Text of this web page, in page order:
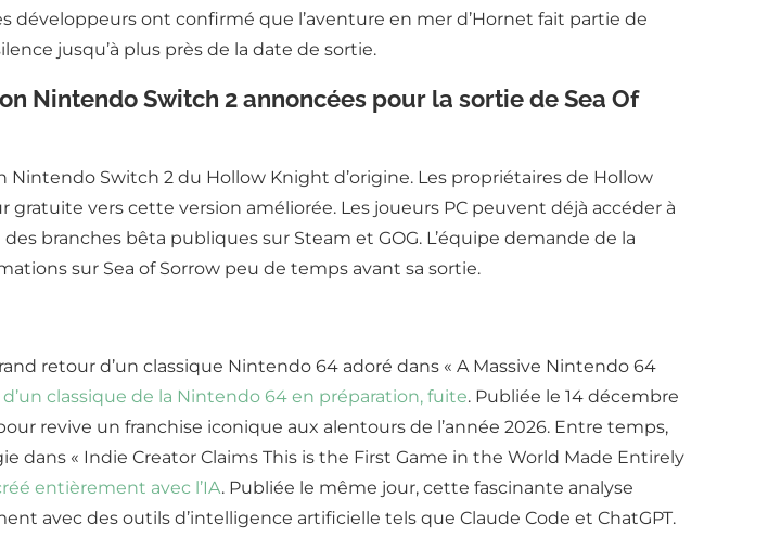
développeurs ont confirmé que l’aventure en mer d’Hornet fait partie de
jusqu’à plus près de la date de sortie.
Nintendo Switch 2 annoncées pour la sortie de Sea Of
Switch 2 du Hollow Knight d’origine. Les propriétaires de Hollow
vers cette version améliorée. Les joueurs PC peuvent déjà accéder à
branches bêta publiques sur Steam et GOG. L’équipe demande de la
sur Sea of Sorrow peu de temps avant sa sortie.
retour d’un classique Nintendo 64 adoré dans « A Massive Nintendo 64
classique de la Nintendo 64 en préparation, fuite. Publiée le 14 décembre
revive un franchise iconique aux alentours de l’année 2026. Entre temps,
« Indie Creator Claims This is the First Game in the World Made Entirely
entièrement avec l’IA. Publiée le même jour, cette fascinante analyse
avec des outils d’intelligence artificielle tels que Claude Code et ChatGPT.